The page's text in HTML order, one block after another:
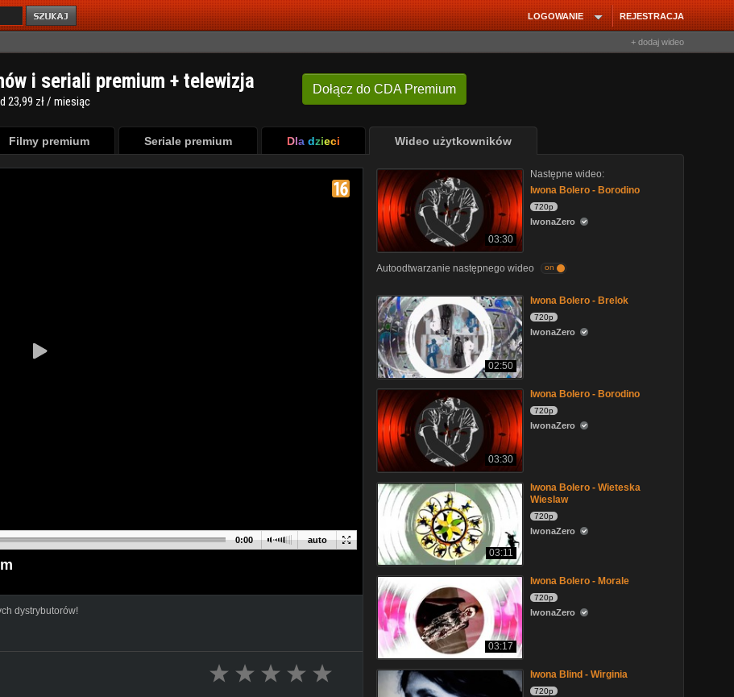
REJESTRACJA
LOGOWANIE
+ dodaj wideo
Dołącz do CDA Premium
i seriali premium + telewizja
23,99 zł / miesiąc
Filmy premium Seriale premium Dla dzieci Wideo użytkowników
auto
0:00
dystrybutorów!
03:30
Następne wideo:
Iwona Bolero - Borodino
720p
IwonaZero
Autoodtwarzanie następnego wideo on
02:50
Iwona Bolero - Brelok
720p
IwonaZero
03:30
Iwona Bolero - Borodino
720p
IwonaZero
03:11
Iwona Bolero - Wieteska
Wieslaw
720p
IwonaZero
03:17
Iwona Bolero - Morale
720p
IwonaZero
Iwona Blind - Wirginia
720p